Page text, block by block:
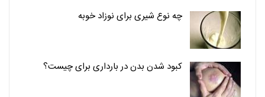
چه نوع شیری برای نوزاد خوبه
کبود شدن بدن در بارداری برای چیست؟